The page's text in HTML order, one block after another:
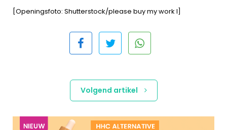
[Openingsfoto: Shutterstock/please buy my work I]
Volgend artikel